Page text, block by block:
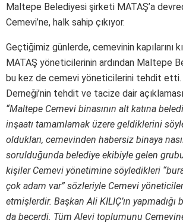
Maltepe Belediyesi şirketi MATAŞ’a
Cemevi’ne, halk sahip çıkıyor.
Geçtiğimiz günlerde, cemevinin kapılarını
MATAŞ yöneticilerinin ardından Maltepe
bu kez de cemevi yöneticilerini tehdit
Derneği’nin tehdit ve tacize dair
“Maltepe Cemevi binasının alt katına
inşaatı tamamlamak üzere geldiklerini
oldukları, cemevinden habersiz binaya
sorulduğunda belediye ekibiyle gelen
kişiler Cemevi yönetimine söyledikleri
çok adam var” sözleriyle Cemevi
etmişlerdir. Başkan Ali KILIÇ’ın yapmadığı
da becerdi. Tüm Alevi toplumunu